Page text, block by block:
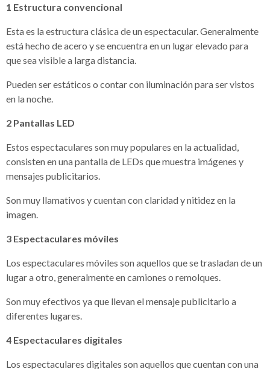
1 Estructura convencional
Esta es la estructura clásica de un espectacular. Generalmente
está hecho de acero y se encuentra en un lugar elevado para
que sea visible a larga distancia.
Pueden ser estáticos o contar con iluminación para ser vistos
en la noche.
2 Pantallas LED
Estos espectaculares son muy populares en la actualidad,
consisten en una pantalla de LEDs que muestra imágenes y
mensajes publicitarios.
Son muy llamativos y cuentan con claridad y nitidez en la
imagen.
3 Espectaculares móviles
Los espectaculares móviles son aquellos que se trasladan de un
lugar a otro, generalmente en camiones o remolques.
Son muy efectivos ya que llevan el mensaje publicitario a
diferentes lugares.
4 Espectaculares digitales
Los espectaculares digitales son aquellos que cuentan con una